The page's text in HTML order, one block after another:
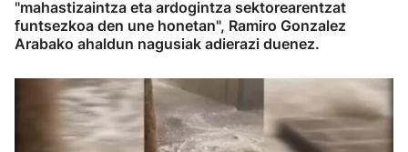
"mahastizaintza eta ardogintza sektorearentzat
funtsezkoa den une honetan", Ramiro Gonzalez
Arabako ahaldun nagusiak adierazi duenez.